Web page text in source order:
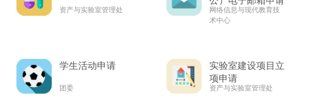
资产与实验室管理处
网络信息与现代教育技
术中心
学生活动申请
团委
实验室建设项目立
项申请
资产与实验室管理处